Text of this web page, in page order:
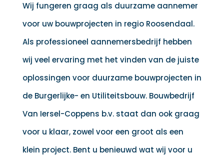
Wij fungeren graag als duurzame aannemer
voor uw bouwprojecten in regio Roosendaal.
Als professioneel aannemersbedrijf hebben
wij veel ervaring met het vinden van de juiste
oplossingen voor duurzame bouwprojecten in
de Burgerlijke- en Utiliteitsbouw. Bouwbedrijf
Van Iersel-Coppens b.v. staat dan ook graag
voor u klaar, zowel voor een groot als een
klein project. Bent u benieuwd wat wij voor u